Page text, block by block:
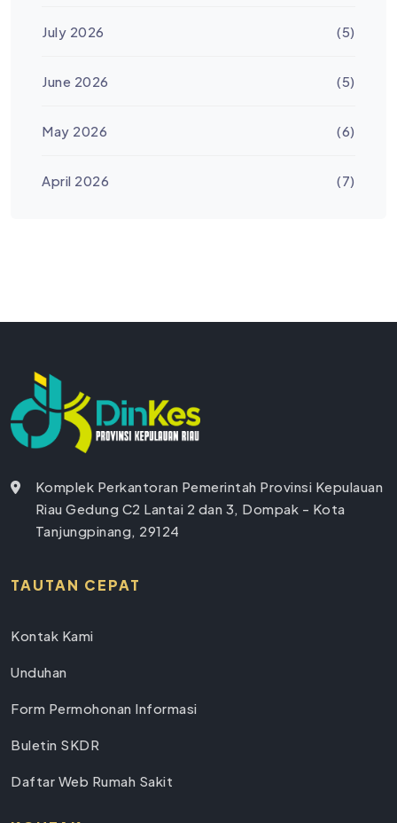
July 2026 (5)
June 2026 (5)
May 2026 (6)
April 2026 (7)
Komplek Perkantoran Pemerintah Provinsi Kepulauan
Riau Gedung C2 Lantai 2 dan 3, Dompak - Kota
Tanjungpinang, 29124
TAUTAN CEPAT
Kontak Kami
Unduhan
Form Permohonan Informasi
Buletin SKDR
Daftar Web Rumah Sakit